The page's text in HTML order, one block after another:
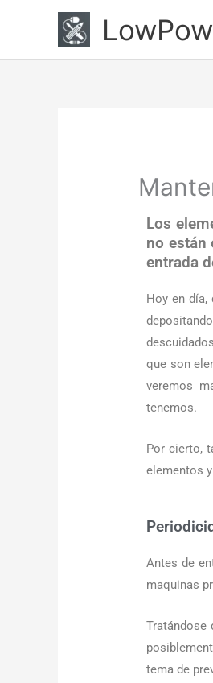
Los
no están
entrada
Hoy en
que son
veremos
tenemos.
Por cierto,
elementos
Antes de
maquinas
Tratándose
tema de